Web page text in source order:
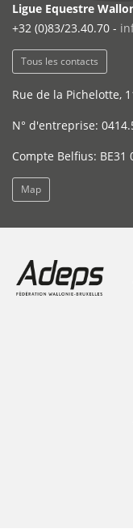
Ligue Equestre
+32 (0)83/23.40.70 -
Tous les contacts
Rue de la Pichelotte,
N° d'entreprise:
Compte Belfius: BE31
Map